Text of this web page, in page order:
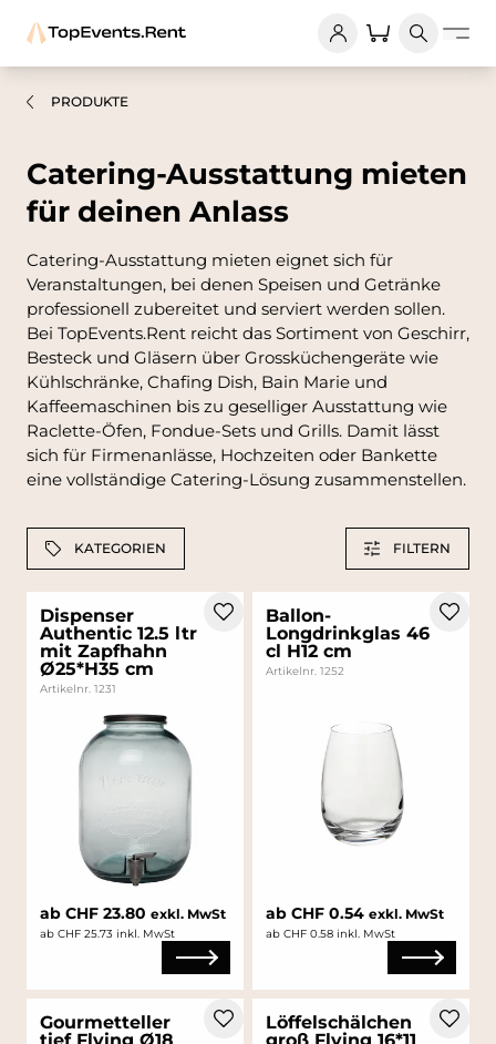
PRODUKTE
Catering-Ausstattung mieten
für deinen Anlass
Catering-Ausstattung mieten eignet sich für
Veranstaltungen, bei denen Speisen und Getränke
professionell zubereitet und serviert werden sollen.
Bei TopEvents.Rent reicht das Sortiment von Geschirr,
Besteck und Gläsern über Grossküchengeräte wie
Kühlschränke, Chafing Dish, Bain Marie und
Kaffeemaschinen bis zu geselliger Ausstattung wie
Raclette-Öfen, Fondue-Sets und Grills. Damit lässt
sich für Firmenanlässe, Hochzeiten oder Bankette
eine vollständige Catering-Lösung zusammenstellen.
KATEGORIEN FILTERN
Dispenser
Authentic 12.5 ltr
mit Zapfhahn
Ø25*H35 cm
Artikelnr. 1231
ab CHF 23.80 exkl. MwSt
ab CHF 25.73 inkl. MwSt
Ballon-
Longdrinkglas 46
cl H12 cm
Artikelnr. 1252
ab CHF 0.54 exkl. MwSt
ab CHF 0.58 inkl. MwSt
Gourmetteller
Löffelschälchen